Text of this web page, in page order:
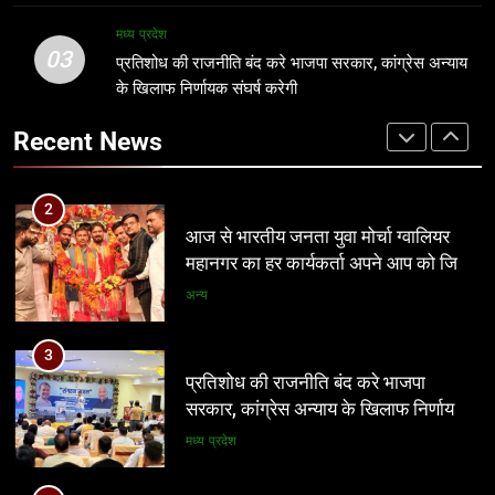
3
प्रतिशोध की राजनीति बंद करे भाजपा
सरकार, कांग्रेस अन्याय के खिलाफ निर्णायक
की सहभागिता, डीडी नगर मॉडल विद्यालय रहा
प्रथम
अन्य
5
पर्दा? मध्य प्रदेश के लोक निर्माण विभाग पर
उठे बड़े सवाल
मध्य प्रदेश
6
03
मध्य प्रदेश
प्रतिशोध की राजनीति बंद करे भाजपा सरकार, कांग्रेस अन्याय
के खिलाफ निर्णायक संघर्ष करेगी
Recent News
प्रमुख
2
आज से भारतीय जनता युवा मोर्चा ग्वालियर
महानगर का हर कार्यकर्ता अपने आप को जिला
अध्यक्ष समझे – शिवम रानू राजावत
3
प्रतिशोध की राजनीति बंद करे भाजपा
सरकार, कांग्रेस अन्याय के खिलाफ निर्णायक
संघर्ष करेगी
मध्य प्रदेश
4
पर्यटन क्विज प्रतियोगिता में 117 विद्यालयों
की सहभागिता, डीडी नगर मॉडल विद्यालय रहा
प्रथम
अन्य